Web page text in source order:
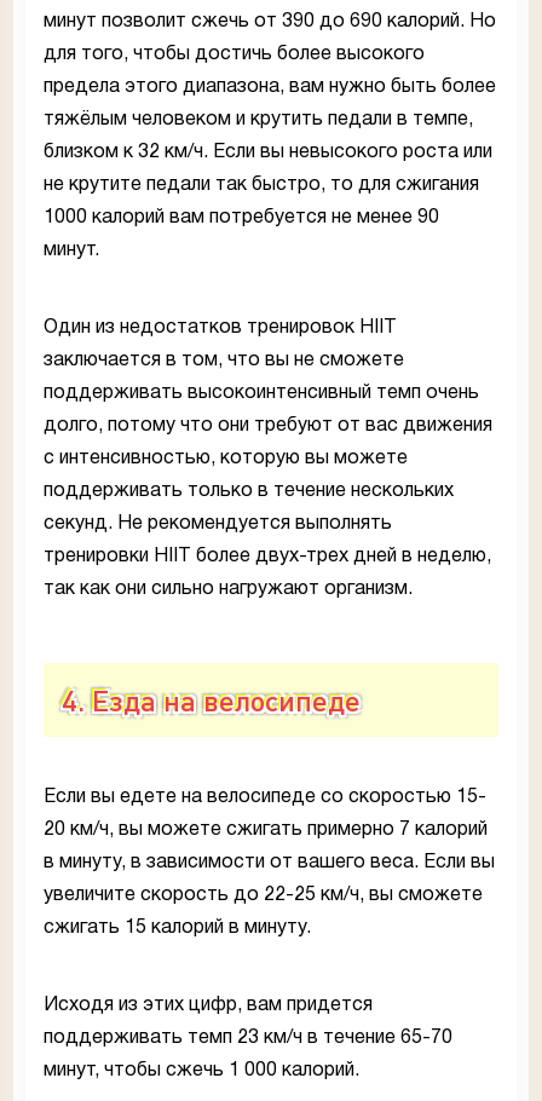
минут позволит сжечь от 390 до 690 калорий. Но
для того, чтобы достичь более высокого
предела этого диапазона, вам нужно быть более
тяжёлым человеком и крутить педали в темпе,
близком к 32 км/ч. Если вы невысокого роста или
не крутите педали так быстро, то для сжигания
1000 калорий вам потребуется не менее 90
минут.
Один из недостатков тренировок HIIT
заключается в том, что вы не сможете
поддерживать высокоинтенсивный темп очень
долго, потому что они требуют от вас движения
с интенсивностью, которую вы можете
поддерживать только в течение нескольких
секунд. Не рекомендуется выполнять
тренировки HIIT более двух-трех дней в неделю,
так как они сильно нагружают организм.
4. Езда на велосипеде
Если вы едете на велосипеде со скоростью 15-
20 км/ч, вы можете сжигать примерно 7 калорий
в минуту, в зависимости от вашего веса. Если вы
увеличите скорость до 22-25 км/ч, вы сможете
сжигать 15 калорий в минуту.
Исходя из этих цифр, вам придется
поддерживать темп 23 км/ч в течение 65-70
минут, чтобы сжечь 1 000 калорий.